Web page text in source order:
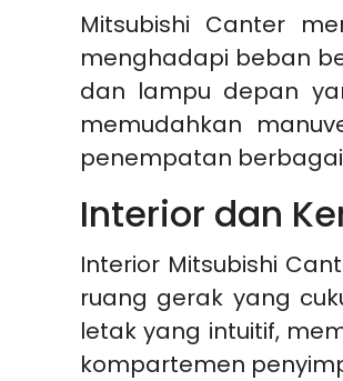
Mitsubishi Canter
menghadapi beban
dan lampu depan
memudahkan
penempatan
Interior dan
Interior Mitsubishi
ruang gerak yang
letak yang intuitif,
kompartemen